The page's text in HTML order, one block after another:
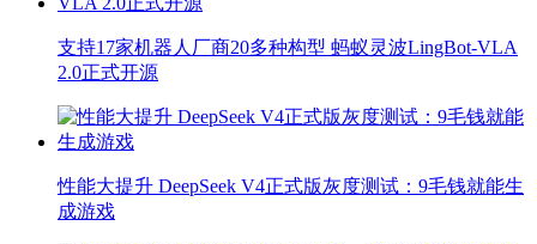
支持17家机器人厂商20多种构型 蚂蚁灵波LingBot-VLA
2.0正式开源
性能大提升 DeepSeek V4正式版灰度测试：9毛钱就能生
成游戏